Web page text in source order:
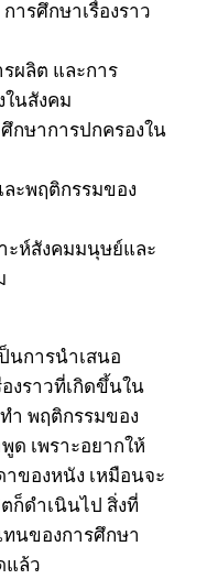
ารศึกษาเรื่องราว
รผลิต และการ
ในสังคม
ศึกษาการปกครองใน
ละพฤติกรรมของ
ะห์สังคมมนุษย์และ
นการนำเสนอ
องราวที่เกิดขึ้นใน
ำ พฤติกรรมของ
ด เพราะอยากให้
ของหนัง เหมือนจะ
ก็ดำเนินไป สิ่งที่
นของการศึกษา
แล้ว